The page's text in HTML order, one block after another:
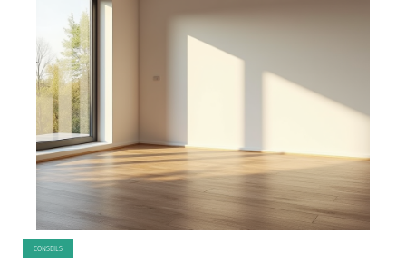
CONSEILS